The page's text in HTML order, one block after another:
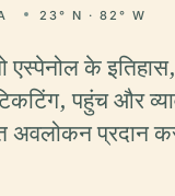
23° N · 82° W
एस्पेनोल के
पहुंच और
अवलोकन प्रदान